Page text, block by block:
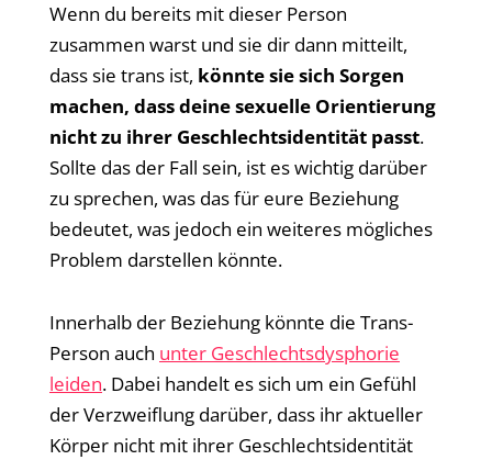
Wenn du bereits mit dieser Person
zusammen warst und sie dir dann mitteilt,
dass sie trans ist, könnte sie sich Sorgen
machen, dass deine sexuelle Orientierung
nicht zu ihrer Geschlechtsidentität passt.
Sollte das der Fall sein, ist es wichtig darüber
zu sprechen, was das für eure Beziehung
bedeutet, was jedoch ein weiteres mögliches
Problem darstellen könnte.
Innerhalb der Beziehung könnte die Trans-
Person auch unter Geschlechtsdysphorie
leiden. Dabei handelt es sich um ein Gefühl
der Verzweiflung darüber, dass ihr aktueller
Körper nicht mit ihrer Geschlechtsidentität